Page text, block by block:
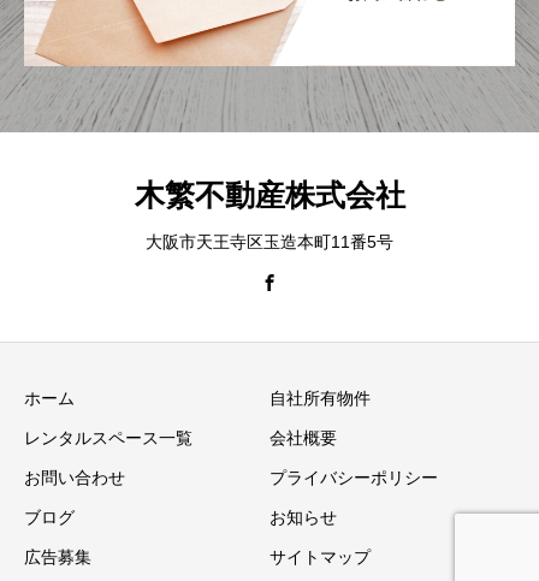
木繁不動産株式会社
大阪市天王寺区玉造本町11番5号
ホーム 自社所有物件
レンタルスペース一覧 会社概要
お問い合わせ プライバシーポリシー
ブログ お知らせ
広告募集 サイトマップ